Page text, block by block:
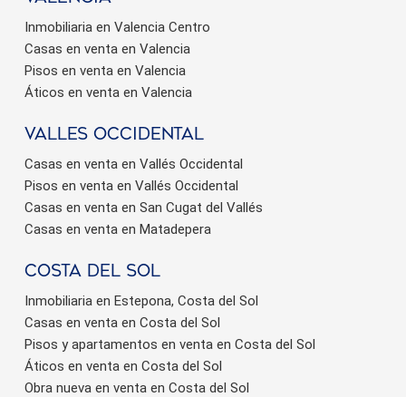
Inmobiliaria en Valencia Centro
Casas en venta en Valencia
Pisos en venta en Valencia
Áticos en venta en Valencia
valles occidental
Casas en venta en Vallés Occidental
Pisos en venta en Vallés Occidental
Casas en venta en San Cugat del Vallés
Casas en venta en Matadepera
Costa del sol
Inmobiliaria en Estepona, Costa del Sol
Casas en venta en Costa del Sol
Pisos y apartamentos en venta en Costa del Sol
Áticos en venta en Costa del Sol
Obra nueva en venta en Costa del Sol